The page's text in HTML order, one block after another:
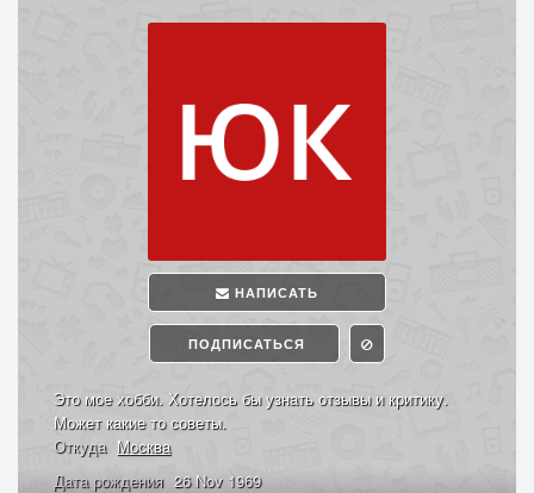
НАПИСАТЬ
ПОДПИСАТЬСЯ
Это мое хобби. Хотелось бы узнать отзывы и критику.
Может какие то советы.
Откуда Москва
Дата рождения 26 Nov 1969